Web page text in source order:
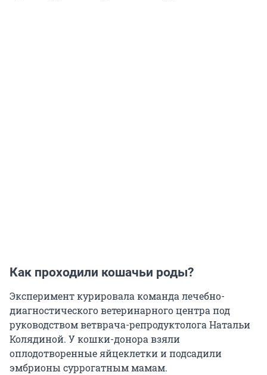
Как проходили кошачьи роды?
Эксперимент курировала команда лечебно-
диагностического ветеринарного центра под
руководством ветврача-репродуктолога Натальи
Колядиной. У кошки-донора взяли
оплодотворенные яйцеклетки и подсадили
эмбрионы суррогатным мамам.